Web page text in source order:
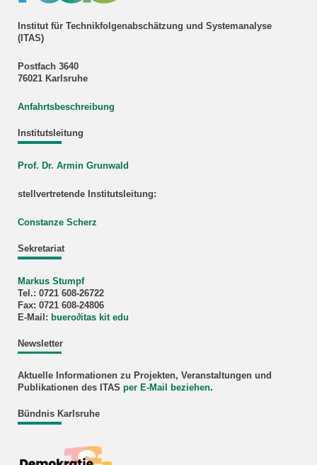
Institut für Technikfolgenabschätzung und Systemanalyse
(ITAS)
Postfach 3640
76021 Karlsruhe
Anfahrtsbeschreibung
Institutsleitung
Prof. Dr. Armin Grunwald
stellvertretende Institutsleitung:
Constanze Scherz
Sekretariat
Markus Stumpf
Tel.: 0721 608-26722
Fax: 0721 608-24806
E-Mail: buero∂itas kit edu
Newsletter
Aktuelle Informationen zu Projekten, Veranstaltungen und
Publikationen des ITAS per E-Mail beziehen.
Bündnis Karlsruhe